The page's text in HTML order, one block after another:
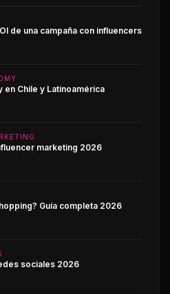
de una campaña con influencers
en Chile y Latinoamérica
marketing 2026
Guía completa 2026
sociales 2026